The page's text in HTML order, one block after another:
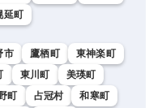
延町
市 鷹栖町
東神楽町
東川町
美瑛町
町 占冠村
和寒町